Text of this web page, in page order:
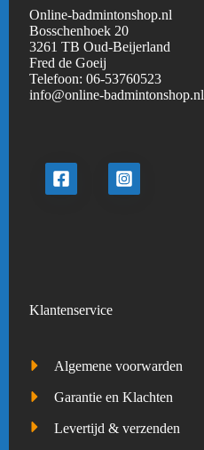
Online-badmintonshop.nl
Bosschenhoek 20
3261 TB Oud-Beijerland
Fred de Goeij
Telefoon:06-53760523
info@online-badmintonshop.nl
Klantenservice
Algemene voorwarden
Garantie en Klachten
Levertijd & verzenden